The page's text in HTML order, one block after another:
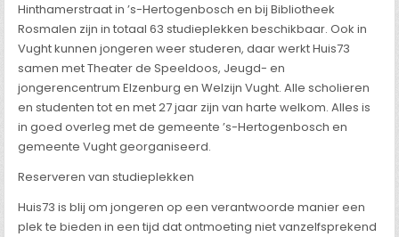
Hinthamerstraat in ’s-Hertogenbosch en bij Bibliotheek
Rosmalen zijn in totaal 63 studieplekken beschikbaar. Ook in
Vught kunnen jongeren weer studeren, daar werkt Huis73
samen met Theater de Speeldoos, Jeugd- en
jongerencentrum Elzenburg en Welzijn Vught. Alle scholieren
en studenten tot en met 27 jaar zijn van harte welkom. Alles is
in goed overleg met de gemeente ’s-Hertogenbosch en
gemeente Vught georganiseerd.
Reserveren van studieplekken
Huis73 is blij om jongeren op een verantwoorde manier een
plek te bieden in een tijd dat ontmoeting niet vanzelfsprekend